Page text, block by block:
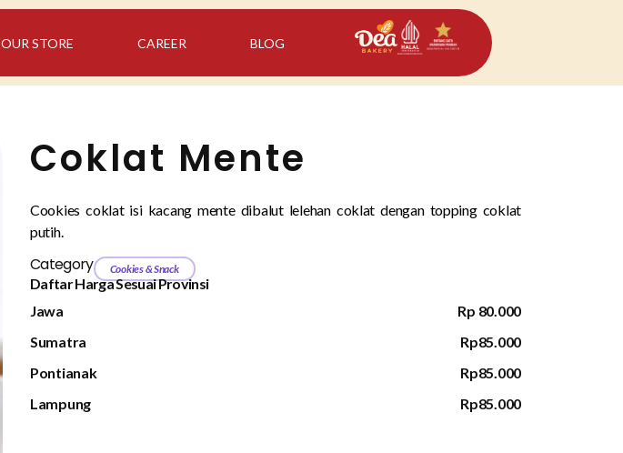
OUR STORE CAREER BLOG
Coklat Mente
Cookies coklat isi kacang mente dibalut lelehan coklat dengan topping coklat
putih.
Category Cookies & Snack
Daftar Harga Sesuai Provinsi
Jawa
Rp 80.000
Sumatra
Rp85.000
Pontianak
Rp85.000
Lampung
Rp85.000